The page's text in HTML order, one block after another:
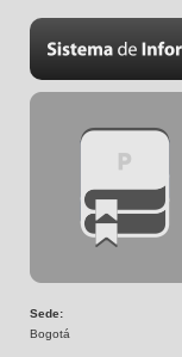
Sede:
Bogotá